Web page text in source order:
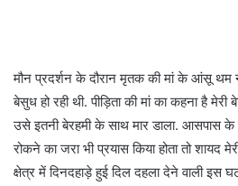
मौन प्रदर्शन के दौरान मृतक की मां के आंसू थम
बेसुध हो रही थी. पीड़िता की मां का कहना है मेरी
उसे इतनी बेरहमी के साथ मार डाला. आसपास के
रोकने का जरा भी प्रयास किया होता तो शायद
क्षेत्र में दिनदहाड़े हुई दिल दहला देने वाली इस